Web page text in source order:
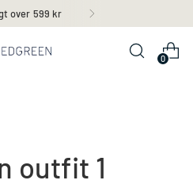
over 599 kr
0
outfit 1